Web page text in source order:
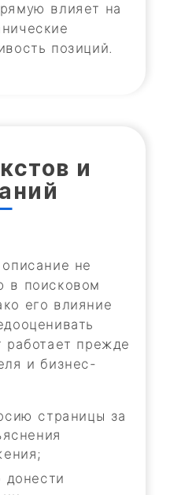
влияет на
позиций.
и
не
в поисковом
его влияние
работает прежде
и бизнес-
страницы за
донести